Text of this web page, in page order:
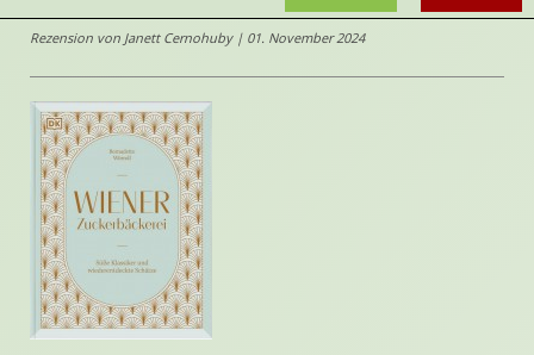
Rezension von Janett Cernohuby | 01. November 2024